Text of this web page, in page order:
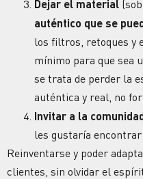
Dejar el material
auténtico que se
los filtros, retoques y
mínimo para que sea
se trata de perder la
auténtica y real, no
Invitar a la
les gustaría
Reinventarse y poder
clientes, sin olvidar el